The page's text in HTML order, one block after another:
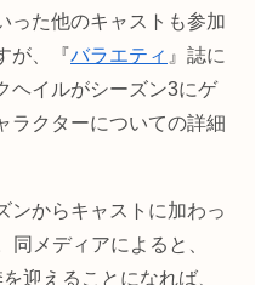
った他のキャストも参加
が、『 バラエティ 』誌に
ヘイルがシーズン3にゲ
ラクターについての詳細
ンからキャストに加わっ
メディアによると、
迎えることになれば、